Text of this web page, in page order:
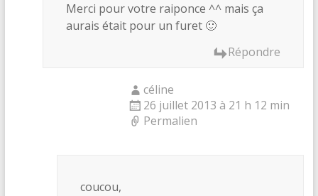
Merci pour votre raiponce ^^ mais ça
aurais était pour un furet 🙂
Répondre
céline
26 juillet 2013 à 21 h 12 min
Permalien
coucou,